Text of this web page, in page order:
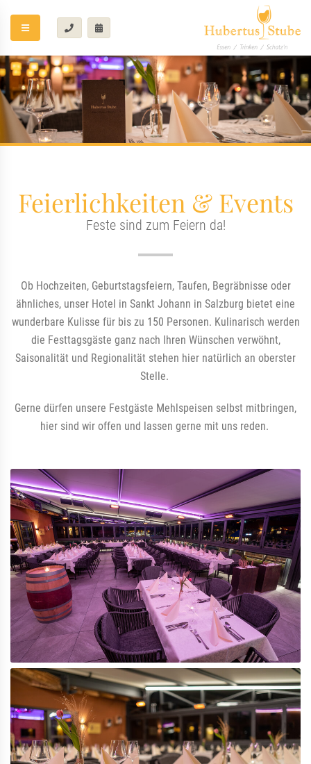
Feierlichkeiten & Events
Feste sind zum Feiern da!
Ob Hochzeiten, Geburtstagsfeiern, Taufen, Begräbnisse oder
ähnliches, unser Hotel in Sankt Johann in Salzburg bietet eine
wunderbare Kulisse für bis zu 150 Personen. Kulinarisch werden
die Festtagsgäste ganz nach Ihren Wünschen verwöhnt,
Saisonalität und Regionalität stehen hier natürlich an oberster
Stelle.
Gerne dürfen unsere Festgäste Mehlspeisen selbst mitbringen,
hier sind wir offen und lassen gerne mit uns reden.